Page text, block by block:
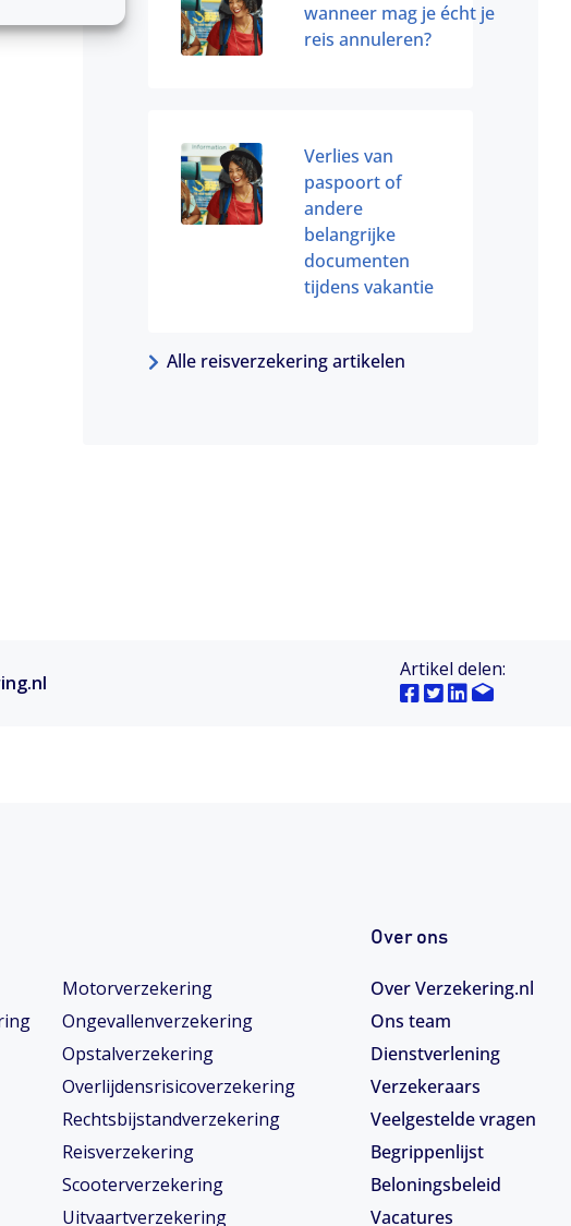
wanneer mag je écht je
reis annuleren?
Verlies van
paspoort of
andere
belangrijke
documenten
tijdens vakantie
Alle reisverzekering artikelen
Artikel delen:
Motorverzekering
Ongevallenverzekering
Opstalverzekering
Overlijdensrisicoverzekering
Rechtsbijstandverzekering
Reisverzekering
Scooterverzekering
Uitvaartverzekering
Over ons
Over Verzekering.nl
Ons team
Dienstverlening
Verzekeraars
Veelgestelde vragen
Begrippenlijst
Beloningsbeleid
Vacatures